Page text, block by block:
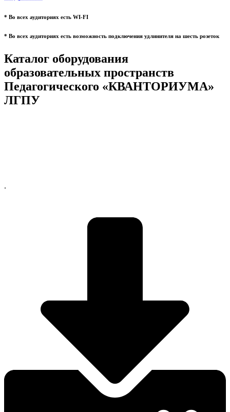
* Во всех аудиториях есть WI-FI
* Во всех аудиториях есть возможность подключения удлинителя на шесть розеток
Каталог оборудования
образовательных пространств
Педагогического «КВАНТОРИУМА»
ЛГПУ
.